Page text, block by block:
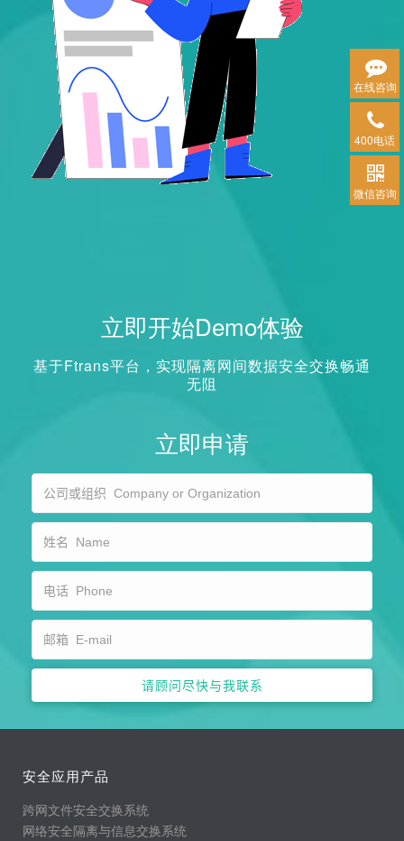
立即开始Demo体验
基于Ftrans平台，实现隔离网间数据安全交换畅通
无阻
立即申请
在线咨询
400电话
微信咨询
安全应用产品
跨网文件安全交换系统
网络安全隔离与信息交换系统